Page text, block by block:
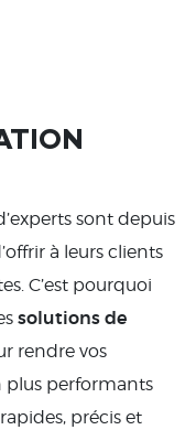
sont depuis
à leurs clients
C’est pourquoi
solutions de
rendre vos
plus performants
rapides, précis et